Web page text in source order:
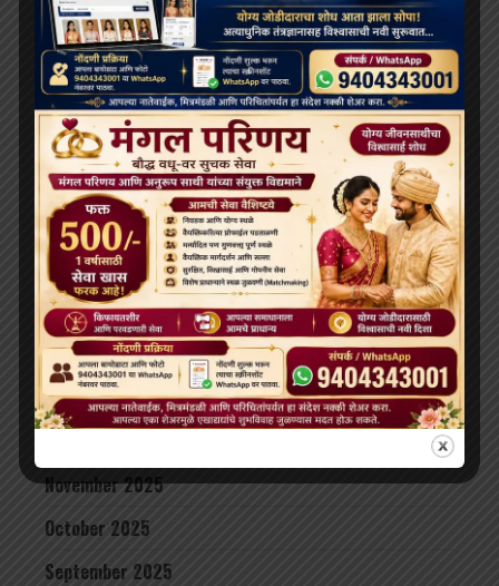
दलाई लामा लद्दाख लौटे, भारत के हिमालयी बौद्ध संबंधों को और
मज़बूत किया
ARCHIVES
July 2026
June 2026
May 2026
April 2026
February 2026
January 2026
November 2025
October 2025
September 2025